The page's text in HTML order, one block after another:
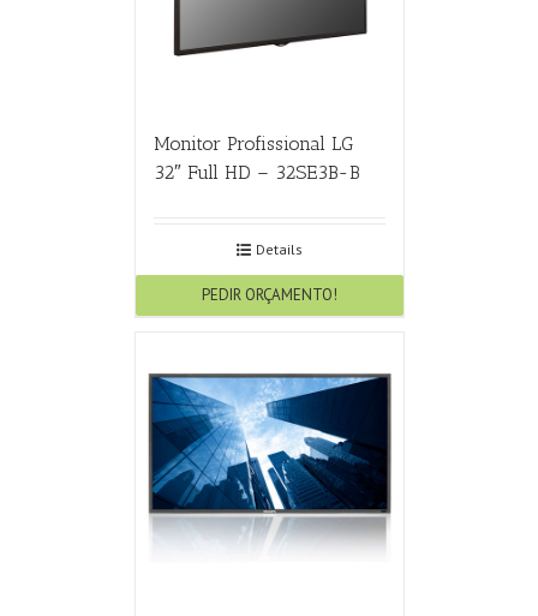
Monitor Profissional LG
32″ Full HD – 32SE3B-B
Details
PEDIR ORÇAMENTO!